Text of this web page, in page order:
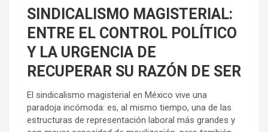
SINDICALISMO MAGISTERIAL:
ENTRE EL CONTROL POLÍTICO
Y LA URGENCIA DE
RECUPERAR SU RAZÓN DE SER
El sindicalismo magisterial en México vive una
paradoja incómoda: es, al mismo tiempo, una de las
estructuras de representación laboral más grandes y